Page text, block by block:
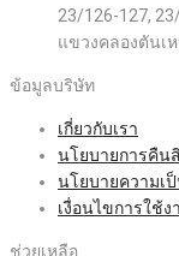
23/126-127,
แขวงคลองตันเ
ข้อมูลบริษัท
เกี่ยวกับเรา
นโยบายการคืน
นโยบายความเ
เงื่อนไขการใช้ง
ช่วยเหลือ